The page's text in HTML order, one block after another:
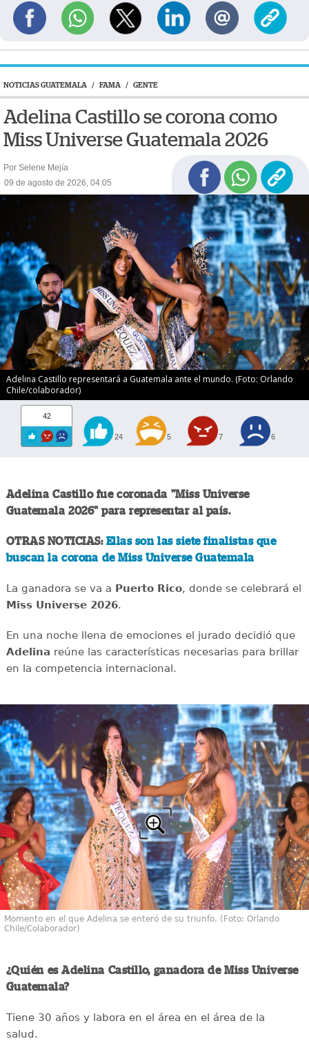
NOTICIAS GUATEMALA / FAMA / GENTE
Adelina Castillo se corona como
Miss Universe Guatemala 2026
Por Selene Mejía
09 de agosto de 2026, 04:05
Adelina Castillo representará a Guatemala ante el mundo. (Foto: Orlando
Chile/colaborador)
42
24 5 7 6
Adelina Castillo fue coronada "Miss Universe
Guatemala 2026" para representar al país.
OTRAS NOTICIAS: Ellas son las siete finalistas que
buscan la corona de Miss Universe Guatemala
La ganadora se va a Puerto Rico, donde se celebrará el
Miss Universe 2026.
En una noche llena de emociones el jurado decidió que
Adelina reúne las características necesarias para brillar
en la competencia internacional.
Momento en el que Adelina se enteró de su triunfo. (Foto: Orlando
Chile/Colaborador)
¿Quién es Adelina Castillo, ganadora de Miss Universe
Guatemala?
Tiene 30 años y labora en el área en el área de la
salud.